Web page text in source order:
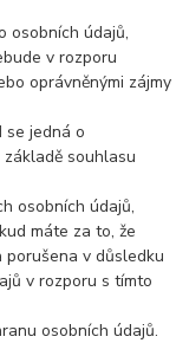
osobních údajů,
v rozporu
oprávněnými zájmy
se jedná o
souhlasu
osobních údajů,
máte za to, že
v důsledku
v rozporu s tímto
osobních údajů.